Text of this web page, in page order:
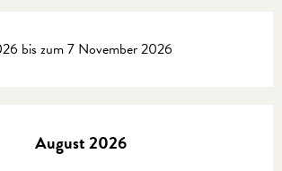
bis zum 7 November 2026
August 2026